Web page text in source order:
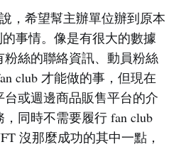
，希望幫主辦單位辦到原本
事情。像是有很大的數據
絲的聯絡資訊、動員粉絲
club 才能做的事，但現在
或週邊商品販售平台的介
同時不需要履行 fan club
沒那麼成功的其中一點，